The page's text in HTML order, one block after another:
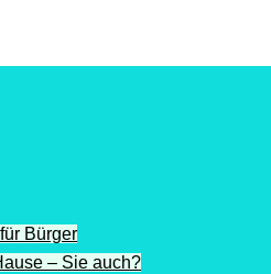
Bürger
– Sie auch?